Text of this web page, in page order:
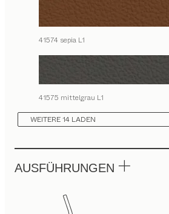
41574 sepia L1
41575 mittelgrau L1
WEITERE 14 LADEN
AUSFÜHRUNGEN